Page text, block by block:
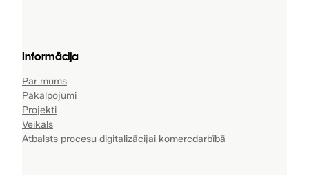
Informācija
Par mums
Pakalpojumi
Projekti
Veikals
Atbalsts procesu digitalizācijai komercdarbībā